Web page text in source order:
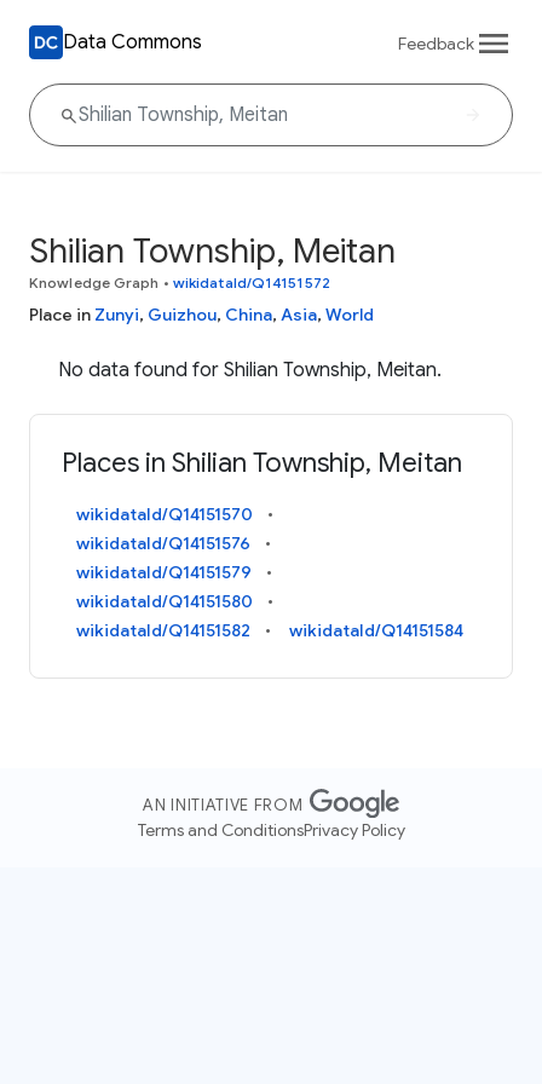
Data Commons Feedback
Shilian Township, Meitan
Knowledge Graph • wikidataId/Q14151572
Place in Zunyi, Guizhou, China, Asia, World
No data found for Shilian Township, Meitan.
Places in Shilian Township, Meitan
wikidataId/Q14151570
wikidataId/Q14151576
wikidataId/Q14151579
wikidataId/Q14151580
wikidataId/Q14151582
wikidataId/Q14151584
AN INITIATIVE FROM
Terms and ConditionsPrivacy Policy